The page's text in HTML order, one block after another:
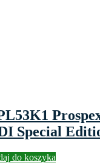
Special
do koszyka